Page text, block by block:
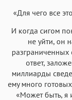
«Для чего все
И когда сигом
не уйти, он
разграниченных
ответ,
миллиарды
ему много
«Может быть, я